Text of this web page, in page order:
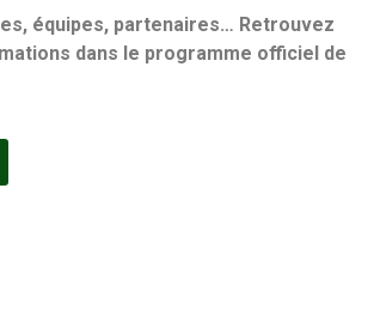
équipes, partenaires… Retrouvez
dans le programme officiel de